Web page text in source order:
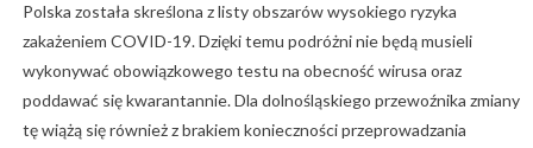
Polska została skreślona z listy obszarów wysokiego ryzyka
zakażeniem COVID-19. Dzięki temu podróżni nie będą musieli
wykonywać obowiązkowego testu na obecność wirusa oraz
poddawać się kwarantannie. Dla dolnośląskiego przewoźnika zmiany
tę wiążą się również z brakiem konieczności przeprowadzania